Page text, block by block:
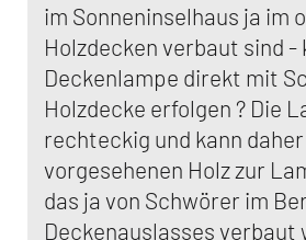
im Sonneninselhaus ja im
Holzdecken verbaut sind -
Deckenlampe direkt mit
Holzdecke erfolgen ? Die
rechteckig und kann
vorgesehenen Holz zur
das ja von Schwörer im
Deckenauslasses verbaut